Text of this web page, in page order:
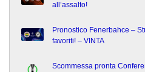
all’assalto!
Pronostico Fenerbahce –
favoriti! – VINTA
Scommessa pronta